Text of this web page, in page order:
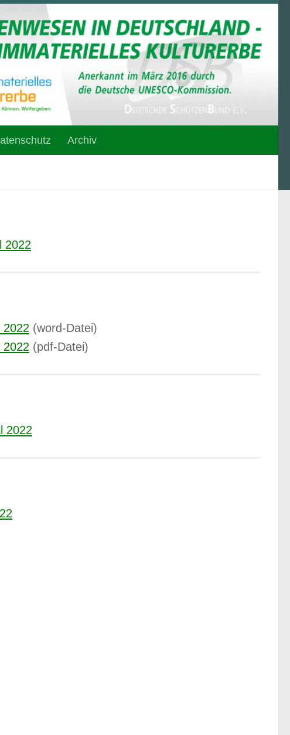
Archiv
2022
2022 (word-Datei)
2022 (pdf-Datei)
2022